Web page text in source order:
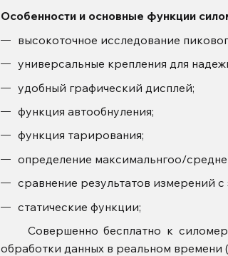
Особенности и основные функции
высокоточное исследование
универсальные крепления для
удобный графический дисплей;
функция автообнуления;
функция тарирования;
определение максимальнгоо/
сравнение результатов измерений
статические функции;
Совершенно бесплатно к
обработки данных в реальном времени